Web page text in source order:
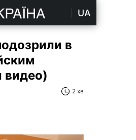
UA
в
видео)
2 хв